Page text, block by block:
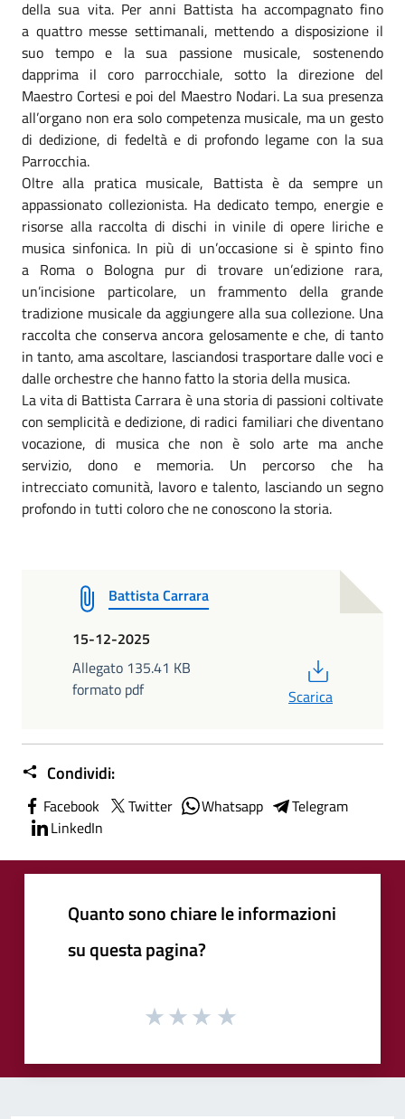
della sua vita. Per anni Battista ha accompagnato fino
a quattro messe settimanali, mettendo a disposizione il
suo tempo e la sua passione musicale, sostenendo
dapprima il coro parrocchiale, sotto la direzione del
Maestro Cortesi e poi del Maestro Nodari. La sua presenza
all’organo non era solo competenza musicale, ma un gesto
di dedizione, di fedeltà e di profondo legame con la sua
Parrocchia.
Oltre alla pratica musicale, Battista è da sempre un
appassionato collezionista. Ha dedicato tempo, energie e
risorse alla raccolta di dischi in vinile di opere liriche e
musica sinfonica. In più di un’occasione si è spinto fino
a Roma o Bologna pur di trovare un’edizione rara,
un’incisione particolare, un frammento della grande
tradizione musicale da aggiungere alla sua collezione. Una
raccolta che conserva ancora gelosamente e che, di tanto
in tanto, ama ascoltare, lasciandosi trasportare dalle voci e
dalle orchestre che hanno fatto la storia della musica.
La vita di Battista Carrara è una storia di passioni coltivate
con semplicità e dedizione, di radici familiari che diventano
vocazione, di musica che non è solo arte ma anche
servizio, dono e memoria. Un percorso che ha
intrecciato comunità, lavoro e talento, lasciando un segno
profondo in tutti coloro che ne conoscono la storia.
Battista Carrara
15-12-2025
Allegato 135.41 KB
formato pdf
Scarica
Condividi:
Facebook Twitter Whatsapp
Telegram
LinkedIn
Quanto sono chiare le informazioni
su questa pagina?